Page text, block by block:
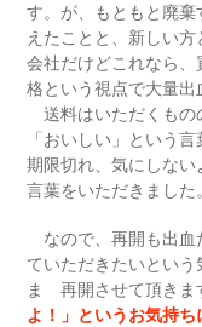
す。が、もともと廃
えたことと、新しい
会社だけどこれなら
格という視点で大量出
送料はいただくもの
「おいしい」という
期限切れ、気にしな
言葉をいただきました。
なので、再開も出血
ていただきたいとい
ま 再開させて頂きま
よ！」というお気持ち